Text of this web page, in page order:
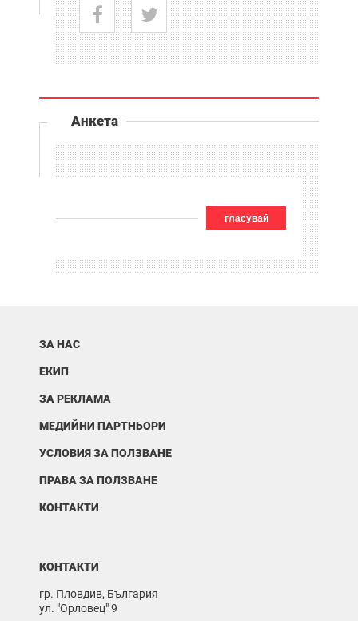
Анкета
гласувай
ЗА НАС
ЕКИП
ЗА РЕКЛАМА
МЕДИЙНИ ПАРТНЬОРИ
УСЛОВИЯ ЗА ПОЛЗВАНЕ
ПРАВА ЗА ПОЛЗВАНЕ
КОНТАКТИ
КОНТАКТИ
гр. Пловдив, България
ул. "Орловец" 9